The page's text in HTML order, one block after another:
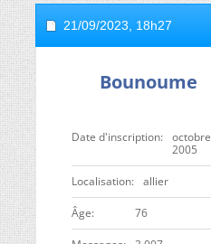
21/09/2023, 18h27
Bounoume
Date d'inscription
octobre
2005
Localisation allier
ge 76